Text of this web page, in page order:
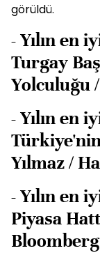
görüldü.
- Yılın en
Turgay
Yolculuğu
- Yılın en
Yılmaz /
- Yılın en
Piyasa